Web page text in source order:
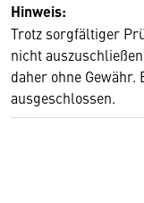
Hinweis:
Trotz sorgfältiger
nicht
daher ohne
ausgeschlossen.